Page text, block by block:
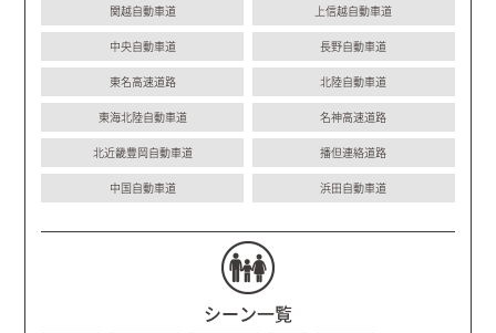
関越自動車道 上信越自動車道
中央自動車道 長野自動車道
東名高速道路 北陸自動車道
東海北陸自動車道 名神高速道路
北近畿豊岡自動車道 播但連絡道路
中国自動車道 浜田自動車道
シーン一覧